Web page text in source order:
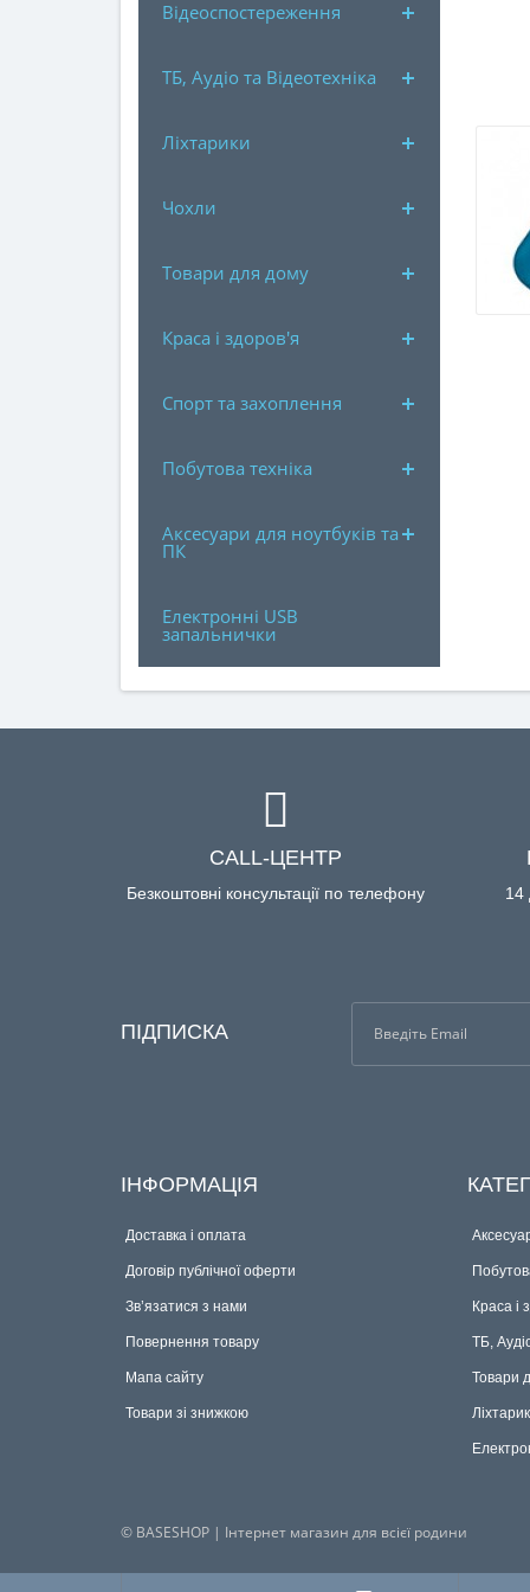
Відеоспостереження
ТБ, Аудіо та Відеотехніка
Ліхтарики
Чохли
Товари для дому
Краса і здоров'я
Спорт та захоплення
Побутова техніка
Аксесуари для ноутбуків та
ПК
Електронні USB
запальнички
CALL-ЦЕНТР
Безкоштовні консультації по телефону 14
ПІДПИСКА
ІНФОРМАЦІЯ
Доставка і оплата
Договір публічної оферти
Зв’язатися з нами
Повернення товару
Мапа сайту
Товари зі знижкою
Краса і
ТБ,
Товари
© BASESHOP | Інтернет магазин для всієї родини